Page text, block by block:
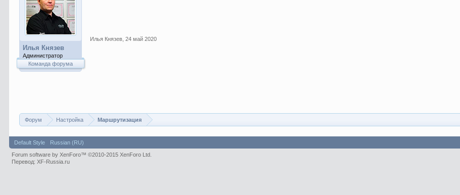
Илья Князев
Администратор
Команда форума
Илья Князев 24 май 2020
Форум Настройка Маршрутизация
Default Style Russian (RU)
Forum software by XenForo™©2010-2015 XenForo Ltd.
Перевод:XF-Russia.ru